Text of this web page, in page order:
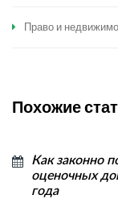
Право и
Похожие
Как законно
оценочных
года